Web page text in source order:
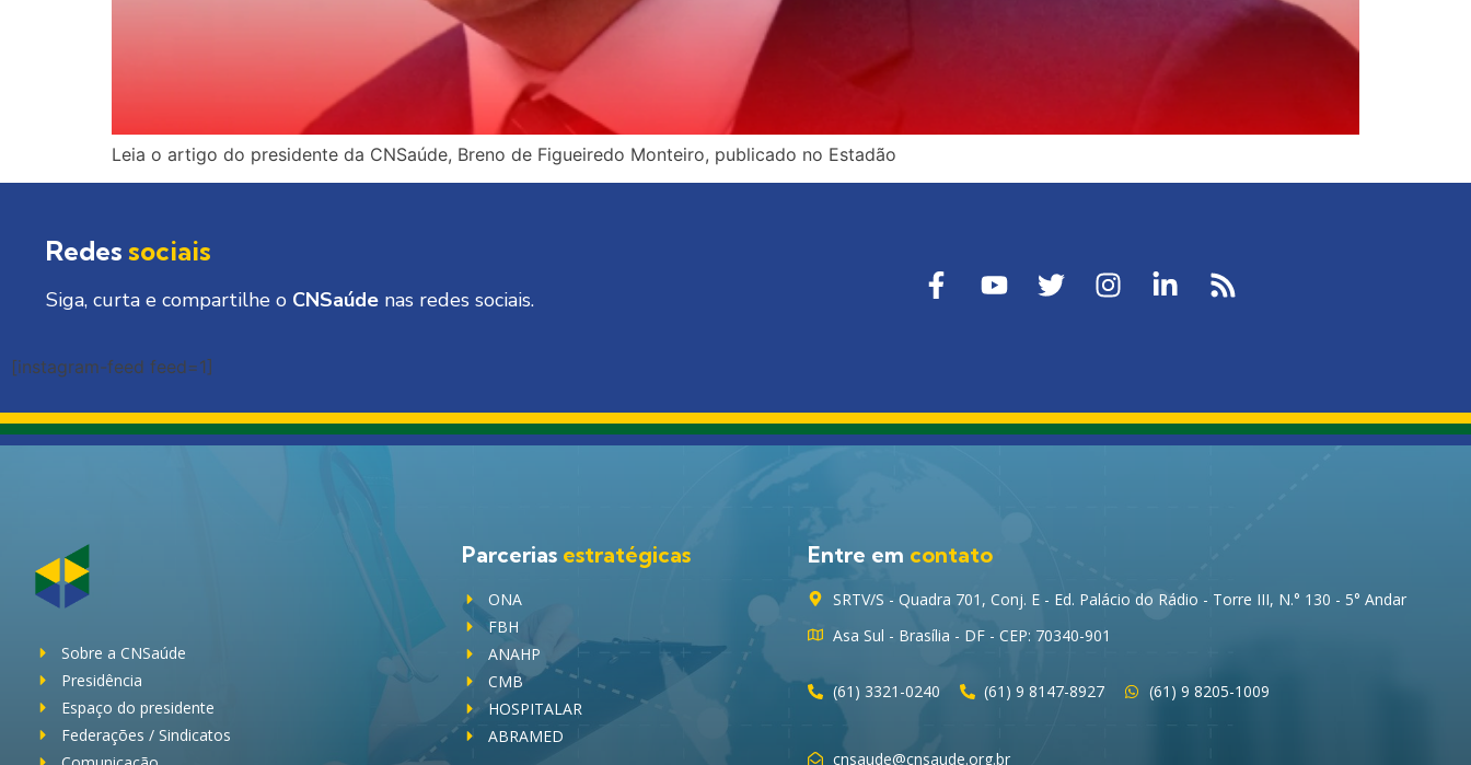
Leia o artigo do presidente da CNSaúde, Breno de Figueiredo Monteiro, publicado no Estadão
Redes sociais
Siga, curta e compartilhe o CNSaúde nas redes sociais.
[instagram-feed feed=1]
Sobre a CNSaúde
Presidência
Espaço do presidente
Federações / Sindicatos
Parcerias estratégicas
ONA
FBH
ANAHP
CMB
HOSPITALAR
ABRAMED
Entre em contato
SRTV/S - Quadra 701, Conj. E - Ed. Palácio do Rádio - Torre III, N.° 130 - 5° Andar
Asa Sul - Brasília - DF - CEP: 70340-901
(61) 3321-0240 (61) 9 8147-8927 (61) 9 8205-1009
cnsaude@cnsaude.org.br